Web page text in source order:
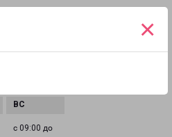
×
с 09:00 до